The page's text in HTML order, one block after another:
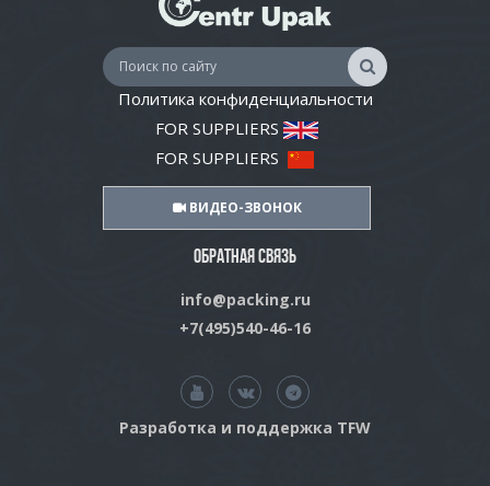
Политика конфиденциальности
FOR SUPPLIERS
FOR SUPPLIERS
ВИДЕО-ЗВОНОК
ОБРАТНАЯ СВЯЗЬ
info@packing.ru
+7(495)540-46-16
Разработка и поддержка TFW